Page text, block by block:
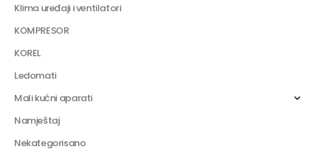
Klima uređaji i ventilatori
KOMPRESOR
KOREL
Ledomati
Mali kućni aparati
Namještaj
Nekategorisano